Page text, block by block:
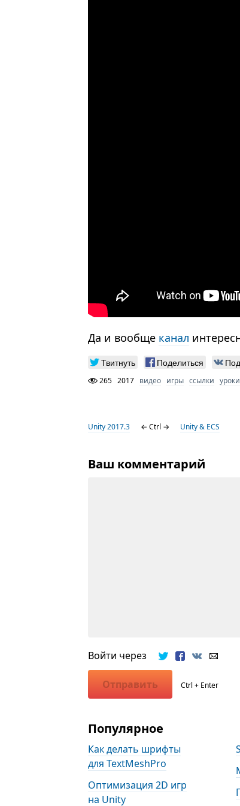
Да и вообще канал
Твитнуть Поделиться
265 2017 видео игры ссылки уроки
Unity 2017.3 ← Ctrl → Unity & ECS
Ваш комментарий
Войти через
Отправить Ctrl + Enter
Популярное
Как делать шрифты
для TextMeshPro
Оптимизация 2D игр
на Unity